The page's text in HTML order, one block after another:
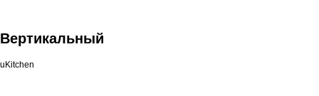
Вертикальный
uKitchen